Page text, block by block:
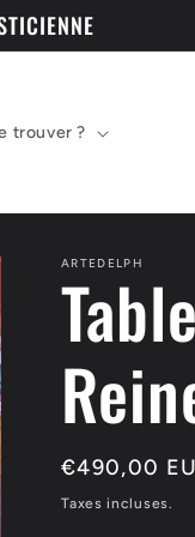
trouver ?
ARTEDELPH
Prix
habituel
€490,00
Taxes incluses.